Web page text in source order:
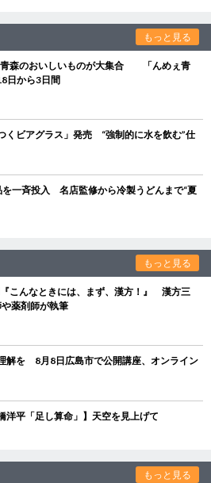
もっと見る
青森のおいしいものが大集合 「んめぇ青
日から3日間
くビアグラス」発売 “強制的に水を飲む”仕
を一斉投入 名店監修から冷製うどんまで“夏
もっと見る
こんなときには、まず、漢方！』 漢方三
薬剤師が執筆
解を 8月8日広島市で公開講座、オンライン
洋平「足し算命」】天空を見上げて
もっと見る